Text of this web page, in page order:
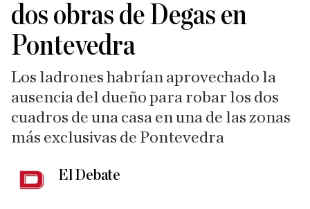
dos obras de Degas en
Pontevedra
Los ladrones habrían aprovechado la
ausencia del dueño para robar los dos
cuadros de una casa en una de las zonas
más exclusivas de Pontevedra
El Debate